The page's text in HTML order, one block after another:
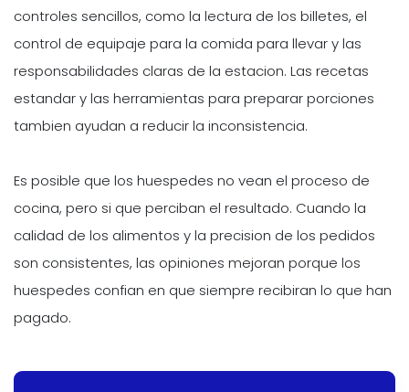
controles sencillos, como la lectura de los billetes, el
control de equipaje para la comida para llevar y las
responsabilidades claras de la estacion. Las recetas
estandar y las herramientas para preparar porciones
tambien ayudan a reducir la inconsistencia.
Es posible que los huespedes no vean el proceso de
cocina, pero si que perciban el resultado. Cuando la
calidad de los alimentos y la precision de los pedidos
son consistentes, las opiniones mejoran porque los
huespedes confian en que siempre recibiran lo que han
pagado.